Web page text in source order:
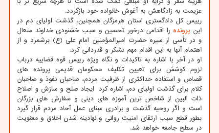
عزیمت به زادگاهش به آغوش خانواده خود بازگردد.
رییس کل دادگستری استان هرمزگان همچنین، گذشت اولیای دم در
این پرونده را اقدامی درخور تحسین و سبب خشنودی خداوند متعال
و در تأسی از سیره حضرت امیرالمؤمنین امام علی (ع) برشمرد و از
اهتمام آنها به این اقدام مهم تشکر و قدردانی کرد.
او در آخر با اشاره به تاکیدات و نگاه ویژه رییس قوه قضاییه درباب
لزوم کوشش برای تعیین تکلیف محکومان قدیمی پرونده های
قصاص و استفاده حداکثری از ظرفیت مردم، صاحبان نفوذ و صاحبان
کلام برای گذشت اولیای دم، اشاره کرد: ایجاد صلح و سازش و اصلاح
ذات البین از شاخص ترین آموزه های دینی و سفارش های بزرگان
است و اگر روحیه گذشت و برادری مبنای عمل آحاد مردم قرار گیرد
بطور قطع سبب ارتقای امنیت روانی و نهادینه شدن اخلاق و معنویت
در سطح جامعه خواهد شد.